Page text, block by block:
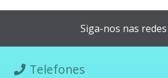
Siga-nos nas
Telefones